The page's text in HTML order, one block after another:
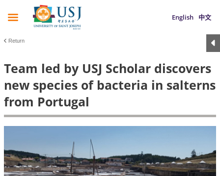
English 中文
Return
Team led by USJ Scholar discovers
new species of bacteria in salterns
from Portugal